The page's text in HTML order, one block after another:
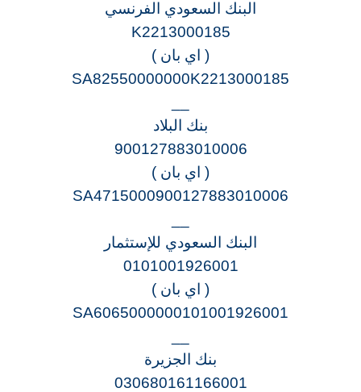
البنك السعودي الفرنسي
K2213000185
( اي بان )
SA82550000000K2213000185
بنك البلاد
900127883010006
( اي بان )
SA4715000900127883010006
البنك السعودي للإستثمار
0101001926001
( اي بان )
SA6065000000101001926001
بنك الجزيرة
030680161166001